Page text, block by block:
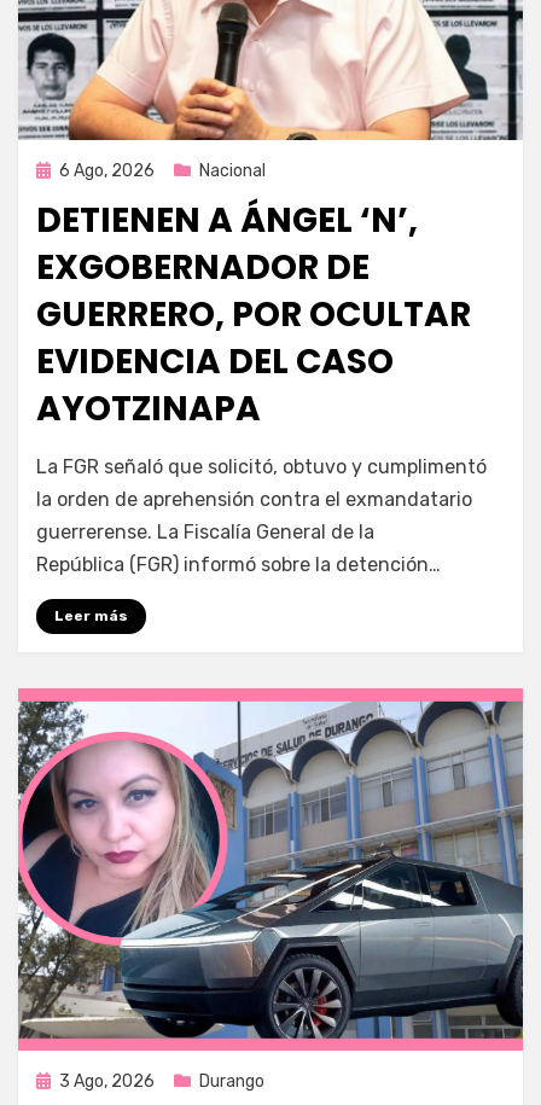
Publicada
6 Ago, 2026 Nacional
DETIENEN A ÁNGEL ‘N’,
EXGOBERNADOR DE
GUERRERO, POR OCULTAR
EVIDENCIA DEL CASO
AYOTZINAPA
porFernando Miranda Servín
La FGR señaló que solicitó, obtuvo y cumplimentó
la orden de aprehensión contra el exmandatario
guerrerense. La Fiscalía General de la
República (FGR) informó sobre la detención…
Leer más
Publicada
3 Ago, 2026 Durango